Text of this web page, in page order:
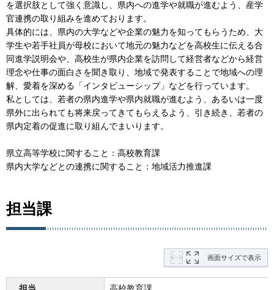
を選択肢として強く意識し、県内への進学や就職が進むよう、産学
官連携の取り組みを進めております。
具体的には、県内の大学などや企業の魅力を知ってもらうため、大
学生や若手社員が母校において地元の魅力などを高校生に伝える合
同進学説明会や、高校生が県内企業を訪問して経営者などから経営
理念や仕事の面白さを聞き取り、地域で発表することで地域への理
解、愛着を深める「インタビューシップ」などを行っています。
私としては、若者の県内進学や県内就職が進むよう、あるいは一度
県外に出られても将来戻ってきてもらえるよう、引き続き、若者の
県内定着の促進に取り組んでまいります。
県立高等学校に関すること：高校教育課
県内大学などとの連携に関すること：地域活力推進課
担当課
画面サイズで表示
担当 高校教育課